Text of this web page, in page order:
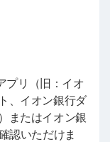
プリ（旧：イオ
、イオン銀行ダ
またはイオン銀
認いただけま